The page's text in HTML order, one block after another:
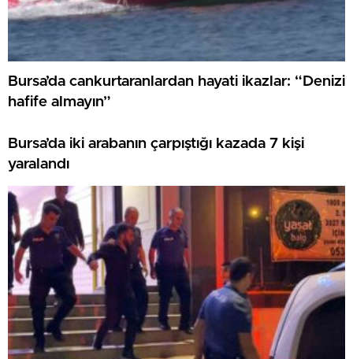
Bursa’da cankurtaranlardan hayati ikazlar: “Denizi
hafife almayın”
Bursa’da iki arabanın çarpıştığı kazada 7 kişi
yaralandı